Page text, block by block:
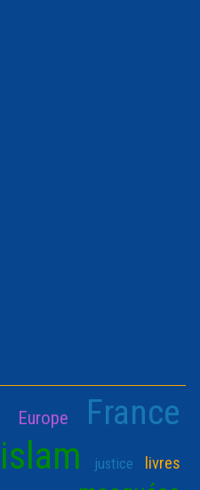
Europe France
islam justice livres